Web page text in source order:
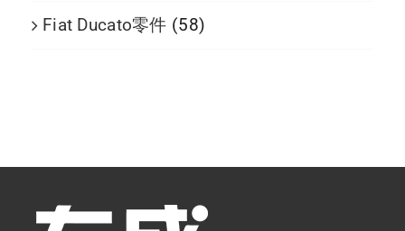
Fiat Ducato零件 (58)